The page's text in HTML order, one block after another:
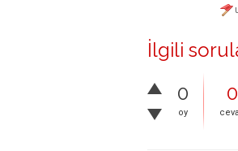
İlgili
0
oy
0